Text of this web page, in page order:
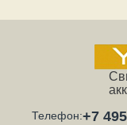
Телефон:+7